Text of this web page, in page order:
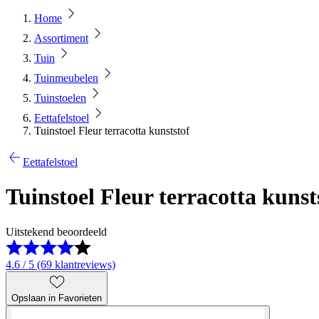
Home
Assortiment
Tuin
Tuinmeubelen
Tuinstoelen
Eettafelstoel
Tuinstoel Fleur terracotta kunststof
Eettafelstoel
Tuinstoel Fleur terracotta
Uitstekend beoordeeld
4.6 / 5 (69 klantreviews)
Opslaan in Favorieten